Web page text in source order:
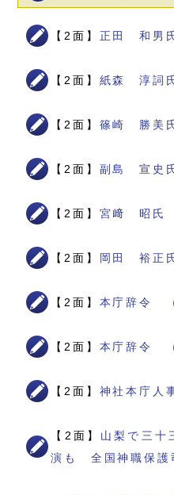
【2面】 正田 和男
【2面】 紙森 淳詞
【2面】 篠崎 勝美
【2面】 副島 宣史
【2面】 宮﨑 昭氏
【2面】 岡田 裕正
【2面】 本庁辞令
【2面】 本庁辞令
【2面】 神社本庁人
【2面】 山梨で三
演も 全国神職保護